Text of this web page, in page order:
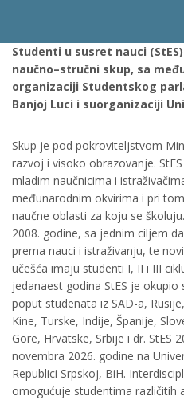
Studenti u susret nauci
naučno–stručni skup, sa
organizaciji Studentskog
Banjoj Luci i suorganizaciji
Skup je pod pokroviteljstvom
razvoj i visoko obrazovanje.
mladim naučnicima i
međunarodnim okvirima i pri
naučne oblasti za koju se
2008. godine, sa jednim ciljem
prema nauci i istraživanju, te
učešća imaju studenti I, II i III
jedanaest godina StES je
poput studenata iz SAD-a,
Kine, Turske, Indije, Španije,
Gore, Hrvatske, Srbije i dr. StES
novembra 2026. godine na
Republici Srpskoj, BiH.
omogućuje studentima različitih